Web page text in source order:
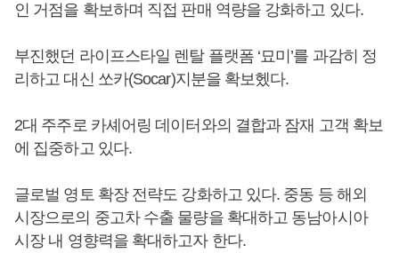
인 거점을 확보하며 직접 판매 역량을 강화하고 있다.
부진했던 라이프스타일 렌탈 플랫폼 ‘묘미’를 과감히 정
리하고 대신 쏘카(Socar)지분을 확보헸다.
2대 주주로 카셰어링 데이터와의 결합과 잠재 고객 확보
에 집중하고 있다.
글로벌 영토 확장 전략도 강화하고 있다. 중동 등 해외
시장으로의 중고차 수출 물량을 확대하고 동남아시아
시장 내 영향력을 확대하고자 한다.